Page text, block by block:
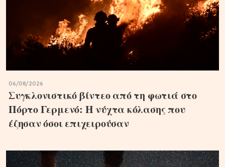
06/08/2026
Συγκλονιστικό βίντεο από τη φωτιά στο
Πόρτο Γερμενό: Η νύχτα κόλασης που
έζησαν όσοι επιχειρούσαν